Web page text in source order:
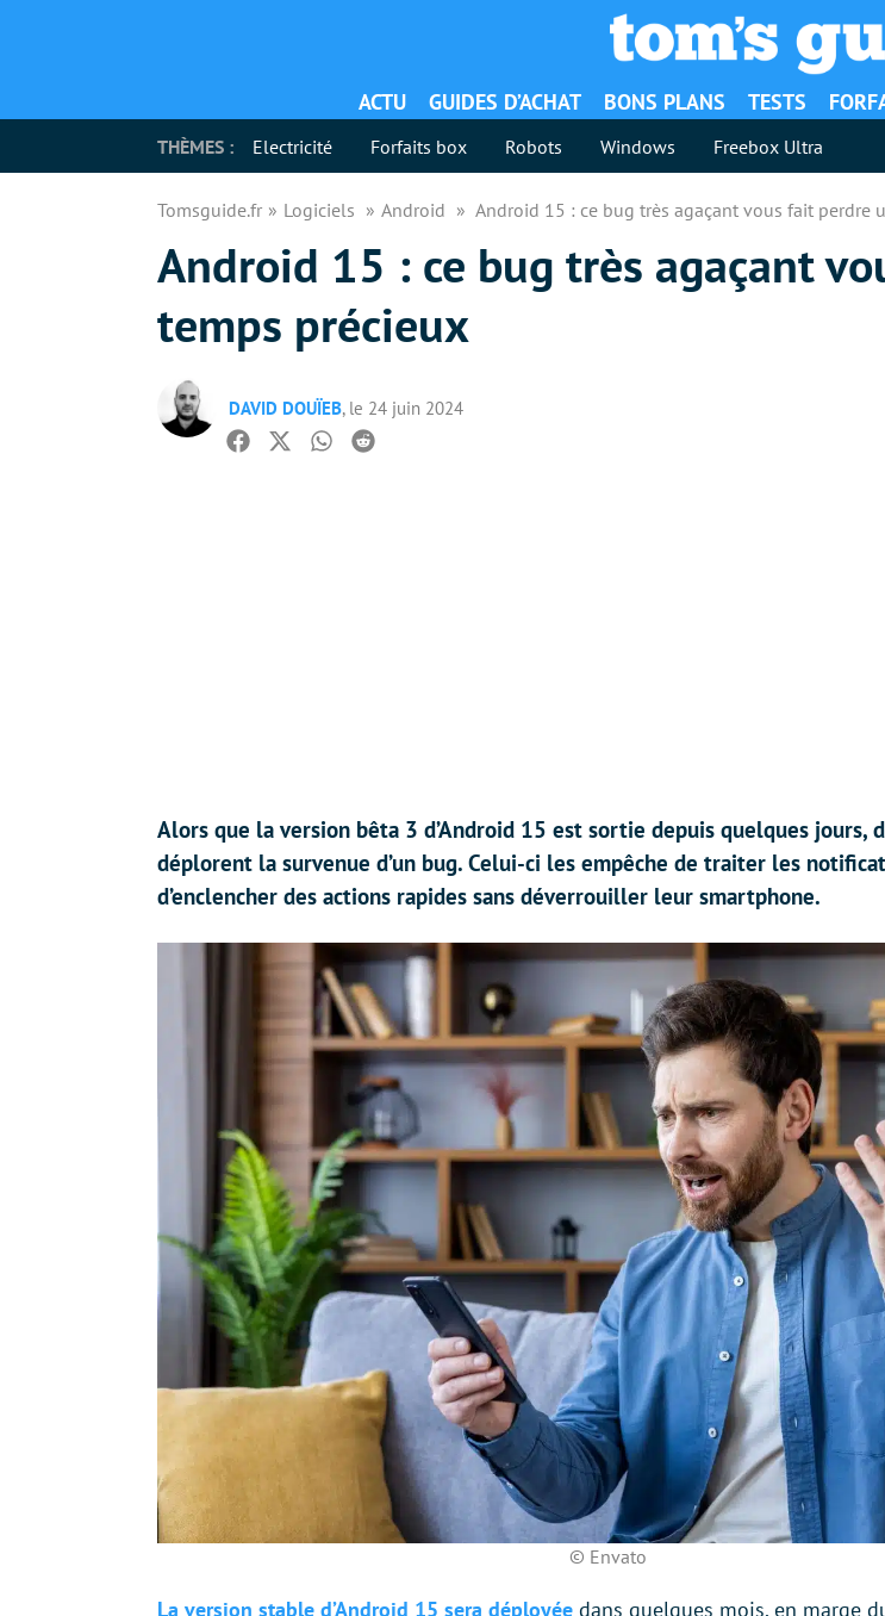
ACTU GUIDES D’ACHAT BONS PLANS TESTS
THÈMES : Electricité Forfaits box Robots Windows Freebox Ultra
Tomsguide.fr Logiciels Android Android 15 : ce bug très agaçant vous fait perdre
Android 15 : ce bug très agaçant
temps précieux
DAVID DOUÏEB, le 24 juin 2024
Facebook
TwitterWhatsapp
Reddit
Alors que la version bêta 3 d’Android 15 est sortie depuis quelques jours,
déplorent la survenue d’un bug. Celui-ci les empêche de traiter les
d’enclencher des actions rapides sans déverrouiller leur smartphone.
© Envato
La version stable d’Android 15 sera déployée dans quelques mois, en marge